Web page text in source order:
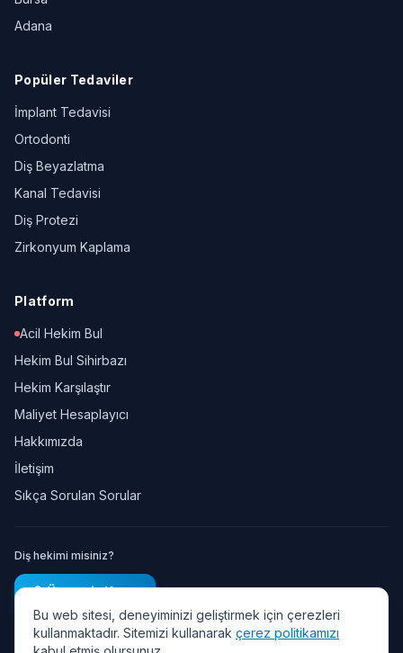
Adana
Popüler Tedaviler
İmplant Tedavisi
Ortodonti
Diş Beyazlatma
Kanal Tedavisi
Diş Protezi
Zirkonyum Kaplama
Platform
Acil Hekim Bul
Hekim Bul Sihirbazı
Hekim Karşılaştır
Maliyet Hesaplayıcı
Hakkımızda
İletişim
Sıkça Sorulan Sorular
Diş hekimi misiniz?
Ücretsiz Kayıt
Bu web sitesi, deneyiminizi geliştirmek için çerezleri
kullanmaktadır. Sitemizi kullanarak çerez politikamızı